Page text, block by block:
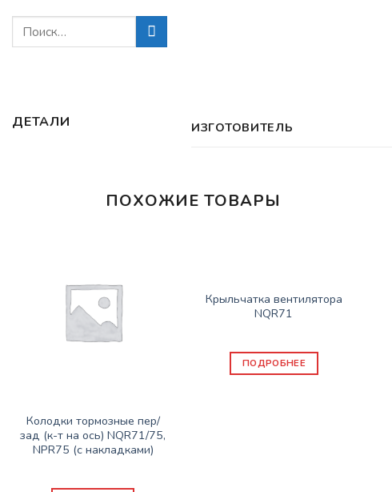
ДЕТАЛИ ИЗГОТОВИТЕЛЬ
ПОХОЖИЕ ТОВАРЫ
Колодки тормозные пер/
зад (к-т на ось) NQR71/75,
NPR75 (с накладками)
Крыльчатка вентилятора
NQR71
ПОДРОБНЕЕ